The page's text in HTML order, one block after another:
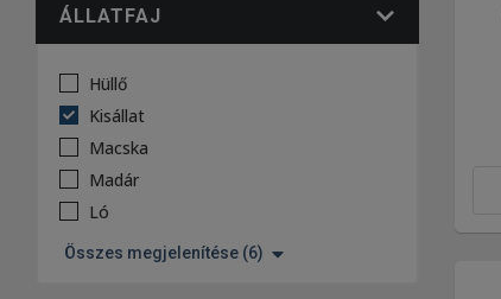
ÁLLATFAJ
Hüllő
Kisállat
Macska
Madár
Ló
Összes megjelenítése (6)